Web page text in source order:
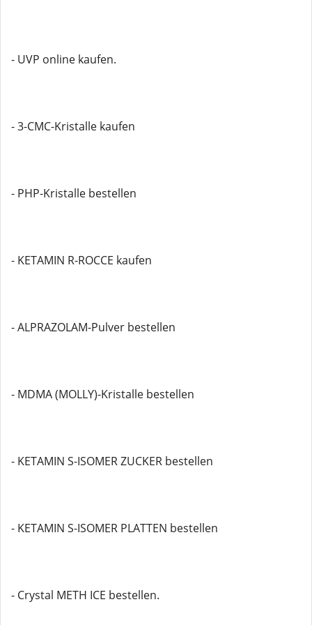
- UVP online kaufen.
- 3-CMC-Kristalle kaufen
- PHP-Kristalle bestellen
- KETAMIN R-ROCCE kaufen
- ALPRAZOLAM-Pulver bestellen
- MDMA (MOLLY)-Kristalle bestellen
- KETAMIN S-ISOMER ZUCKER bestellen
- KETAMIN S-ISOMER PLATTEN bestellen
- Crystal METH ICE bestellen.